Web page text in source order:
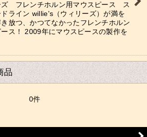
ズ フレンチホルン用マウスピース ス
ドライン willie's（ウィリーズ）が満を
放つ、かつてなかったフレンチホルン
ス！ 2009年にマウスピースの製作を
品
0件